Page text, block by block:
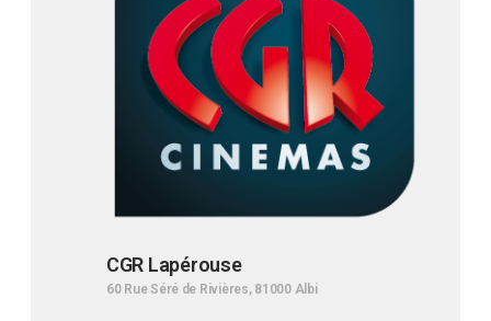
CGR Lapérouse
60 Rue Séré de Rivières, 81000 Albi